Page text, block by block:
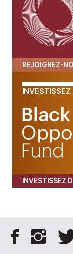
REJOIGNEZ-
INVESTISSEZ
INVESTISSEZ